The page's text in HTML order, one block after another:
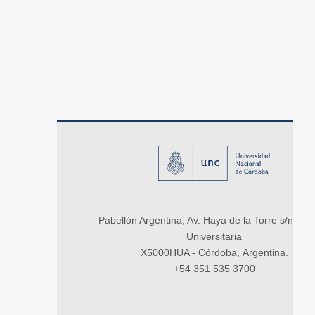
Pabellón Argentina, Av. Haya de la Torre s/n,
Universitaria
X5000HUA - Córdoba, Argentina.
+54 351 535 3700